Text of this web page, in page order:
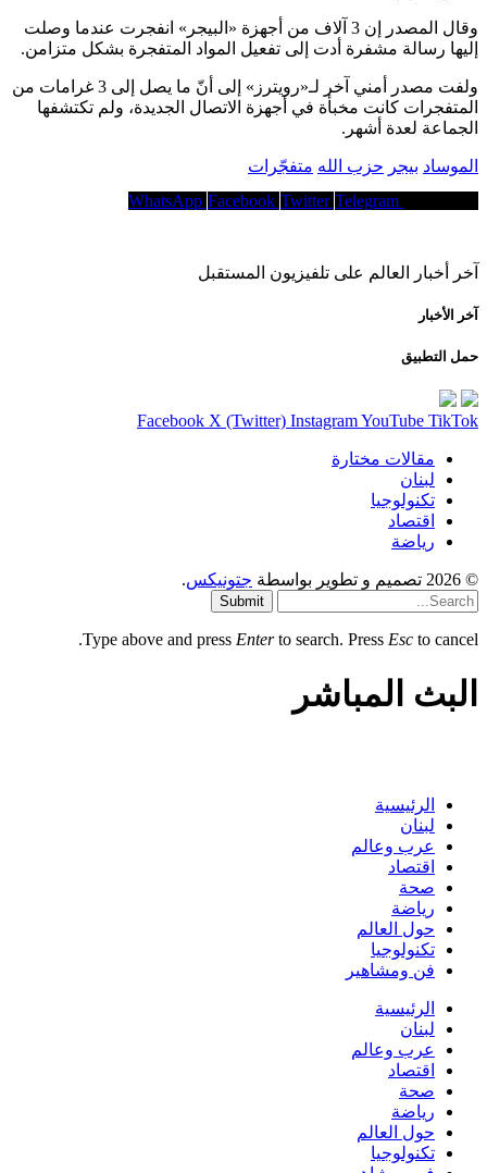
وقال المصدر إن 3 آلاف من أجهزة «البيجر» انفجرت عندما وصلت
إليها رسالة مشفرة أدت إلى تفعيل المواد المتفجرة بشكل متزامن.
ولفت مصدر أمني آخر لـ«رويترز» إلى أنّ ما يصل إلى 3 غرامات من
المتفجرات كانت مخبأة في أجهزة الاتصال الجديدة، ولم تكتشفها
الجماعة لعدة أشهر.
الموساد بيجر حزب الله متفجّرات
WhatsApp Facebook Twitter Telegram
آخر أخبار العالم على تلفيزيون المستقبل
آخر الأخبار
حمل التطبيق
Facebook X (Twitter) InstagramYouTube TikTok
مقالات مختارة
لبنان
تكنولوجيا
اقتصاد
رياضة
© 2026 تصميم و تطوير بواسطة جتونيكس.
Submit
Type above and press Enterto search. Press Esc to cancel.
البث المباشر
الرئيسية
لبنان
عرب وعالم
اقتصاد
صحة
رياضة
حول العالم
تكنولوجيا
فن ومشاهير
الرئيسية
لبنان
عرب وعالم
اقتصاد
صحة
رياضة
حول العالم
تكنولوجيا